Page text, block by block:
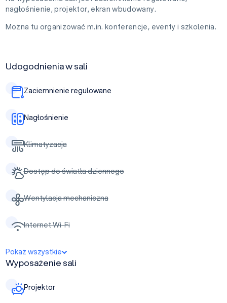
nagłośnienie, projektor, ekran wbudowany.
Można tu organizować m.in. konferencje, eventy i szkolenia.
Udogodnienia w sali
Zaciemnienie regulowane
Nagłośnienie
Klimatyzacja
Dostęp do światła dziennego
Wentylacja mechaniczna
Internet Wi-Fi
Pokaż wszystkie
Wyposażenie sali
Projektor